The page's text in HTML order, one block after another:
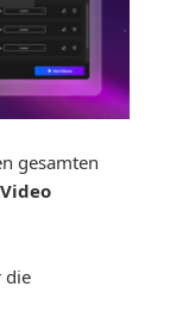
gesamten
die